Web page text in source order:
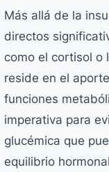
Más allá de la
directos
como el cortisol o
reside en el
funciones
imperativa para
glucémica que
equilibrio